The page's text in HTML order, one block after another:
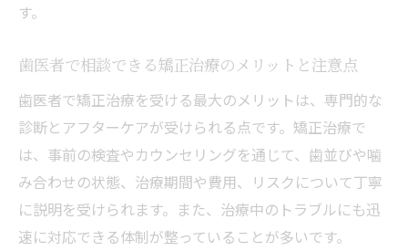
す。
歯医者で相談できる矯正治療のメリットと注意点
歯医者で矯正治療を受ける最大のメリットは、専門的な
診断とアフターケアが受けられる点です。矯正治療で
は、事前の検査やカウンセリングを通じて、歯並びや噛
み合わせの状態、治療期間や費用、リスクについて丁寧
に説明を受けられます。また、治療中のトラブルにも迅
速に対応できる体制が整っていることが多いです。